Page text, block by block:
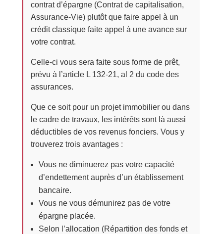
contrat d’épargne (Contrat de capitalisation,
Assurance-Vie) plutôt que faire appel à un
crédit classique faite appel à une avance sur
votre contrat.
Celle-ci vous sera faite sous forme de prêt,
prévu à l’article L 132-21, al 2 du code des
assurances.
Que ce soit pour un projet immobilier ou dans
le cadre de travaux, les intérêts sont là aussi
déductibles de vos revenus fonciers. Vous y
trouverez trois avantages :
Vous ne diminuerez pas votre capacité
d’endettement auprès d’un établissement
bancaire.
Vous ne vous démunirez pas de votre
épargne placée.
Selon l’allocation (Répartition des fonds et